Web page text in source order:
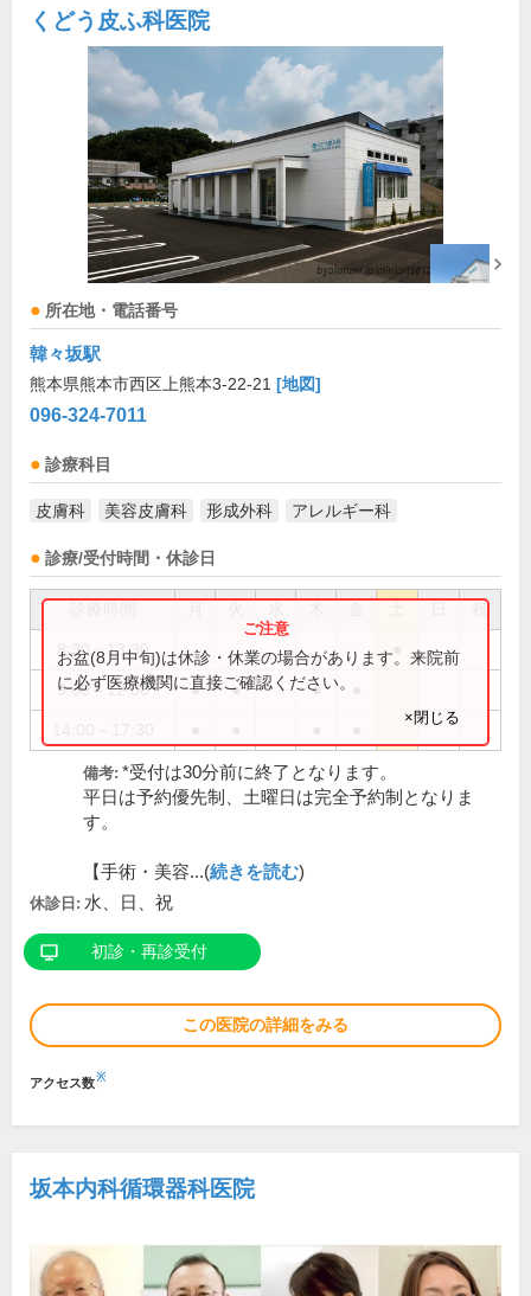
くどう皮ふ科医院
所在地・電話番号
韓々坂駅
熊本県熊本市西区上熊本3-22-21 [地図]
096-324-7011
診療科目
皮膚科 美容皮膚科 形成外科 アレルギー科
診療/受付時間・休診日
祝
8:30～13:30
9:00～12:00 ● ● ●
お盆(8月中旬)は休診・休業の場合があります。来院前
に必ず医療機関に直接ご確認ください。
×閉じる
備考: *受付は30分前に終了となります。
平日は予約優先制、土曜日は完全予約制となりま
す。
【手術・美容...(続きを読む)
休診日: 水、日、祝
初診・再診受付
この医院の詳細をみる
アクセス数※
坂本内科循環器科医院